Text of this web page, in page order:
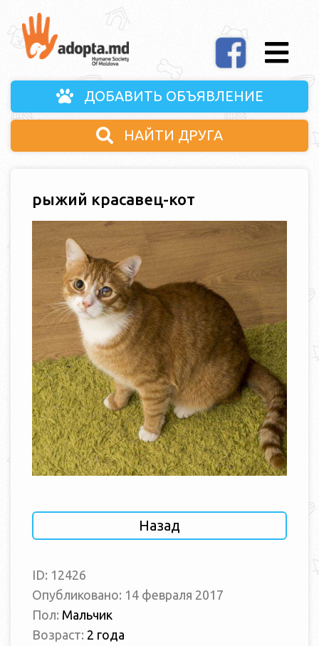
ДОБАВИТЬ ОБЪЯВЛЕНИЕ
НАЙТИ ДРУГА
рыжий красавец-кот
Назад
ID: 12426
Опубликовано: 14 февраля 2017
Пол: Мальчик
Возраст: 2 года